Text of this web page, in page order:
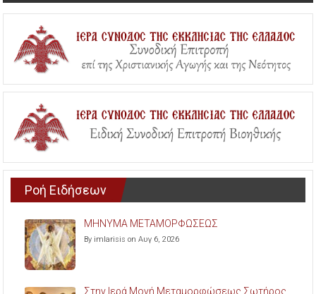
Ροή Ειδήσεων
ΜΗΝΥΜΑ ΜΕΤΑΜΟΡΦΩΣΕΩΣ
By imlarisis on Αυγ 6, 2026
Στην Ιερά Μονή Μεταμορφώσεως Σωτήρος